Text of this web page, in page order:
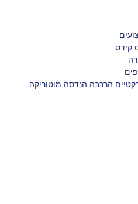
קידס
הרכבה הנדסה מוטוריקה